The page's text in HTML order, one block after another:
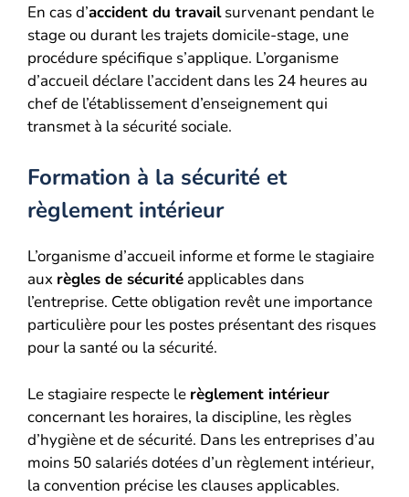
En cas d’accident du travailsurvenant pendant le
stage ou durant les trajets domicile-stage, une
procédure spécifique s’applique. L’organisme
d’accueil déclare l’accident dans les 24 heures au
chef de l’établissement d’enseignement qui
transmet à la sécurité sociale.
Formation à la sécurité et
règlement intérieur
L’organisme d’accueil informe et forme le stagiaire
aux règles de sécurité applicables dans
l’entreprise. Cette obligation revêt une importance
particulière pour les postes présentant des risques
pour la santé ou la sécurité.
Le stagiaire respecte le règlement intérieur
concernant les horaires, la discipline, les règles
d’hygiène et de sécurité. Dans les entreprises d’au
moins 50 salariés dotées d’un règlement intérieur,
la convention précise les clauses applicables.